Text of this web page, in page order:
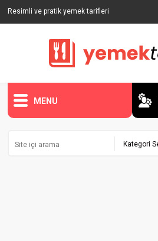
Resimli ve pratik yemek tarifleri
MENU